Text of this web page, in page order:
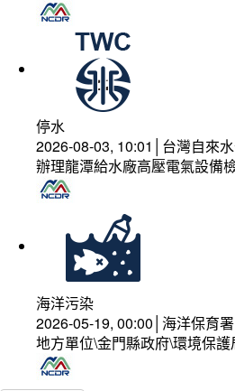
停水
2026-08-03, 10:01│台灣自來
辦理龍潭給水廠高壓電氣設備
海洋污染
2026-05-19, 00:00│海洋保育署
地方單位\金門縣政府\環境保